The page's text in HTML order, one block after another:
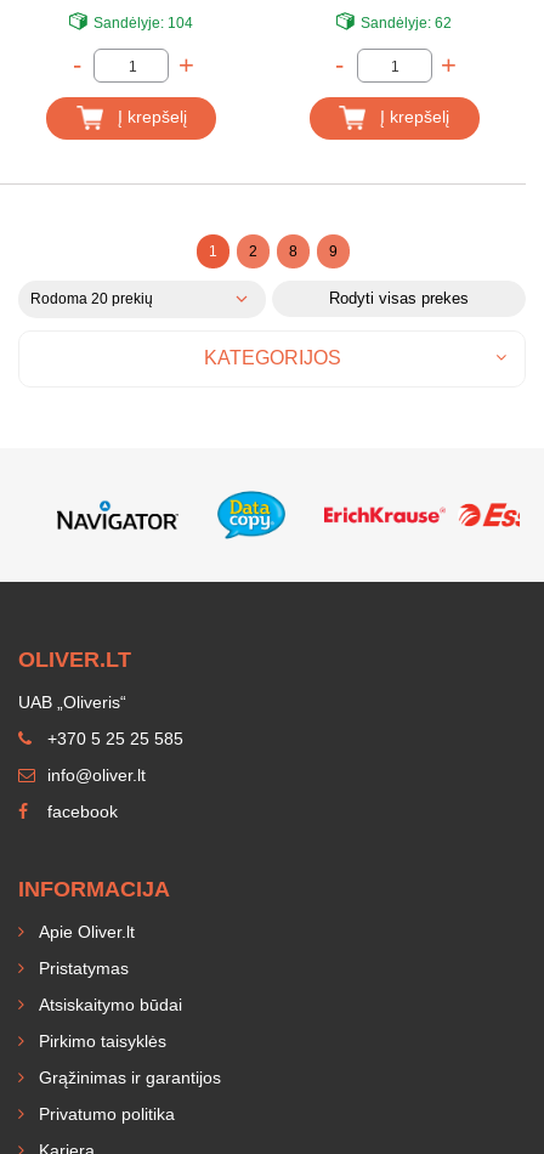
Sandėlyje: 104
- +
Į krepšelį
Sandėlyje: 62
- +
Į krepšelį
1 2 8 9
Rodyti visas prekes
Rodoma 20 prekių
KATEGORIJOS
OLIVER.LT
UAB „Oliveris“
+370 5 25 25 585
info@oliver.lt
facebook
INFORMACIJA
Apie Oliver.lt
Pristatymas
Atsiskaitymo būdai
Pirkimo taisyklės
Grąžinimas ir garantijos
Privatumo politika
Karjera